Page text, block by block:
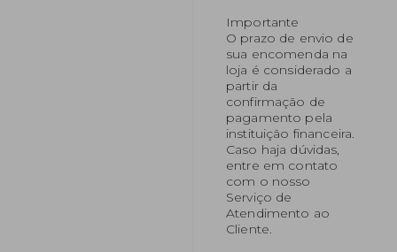
Importante
O prazo de envio de
sua encomenda na
loja é considerado a
partir da
confirmação de
pagamento pela
instituição financeira.
Caso haja dúvidas,
entre em contato
com o nosso
Serviço de
Atendimento ao
Cliente.